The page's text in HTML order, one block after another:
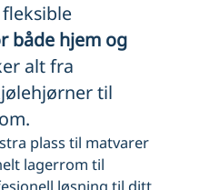
både hjem og
alt fra
til
plass til matvarer
lagerrom til